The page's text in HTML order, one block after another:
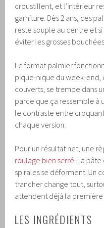
croustillent, et l’intérieur
garniture. Dès 2 ans, ces
reste souple au centre et
éviter les grosses
Le format palmier
pique-nique du week-end,
couverts, se trempe dans
parce que ça ressemble à
le contraste entre
chaque version.
Pour un résultat net, une
roulage bien serré. La
spirales se déforment. Un
trancher change tout,
attendent déjà la
LES INGRÉDIENTS